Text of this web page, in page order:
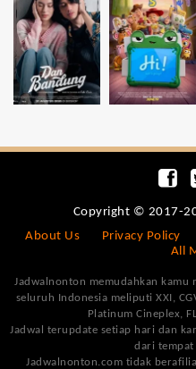
Copyright © 2017-
About Us
Privacy Policy
All
Jadwalnonton memudahkan
seluruh Indonesia meliputi XXI,
Platinum Cineplex,
Jadwal terupdate setiap hari dan
dari tempat
Jadwalnonton.com tidak